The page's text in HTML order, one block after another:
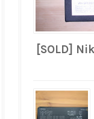
[SOLD]